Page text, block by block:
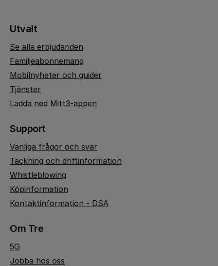
Utvalt
Se alla erbjudanden
Familjeabonnemang
Mobilnyheter och guider
Tjänster
Ladda ned Mitt3-appen
Support
Vanliga frågor och svar
Täckning och driftinformation
Whistleblowing
Köpinformation
Kontaktinformation - DSA
Om Tre
5G
Jobba hos oss